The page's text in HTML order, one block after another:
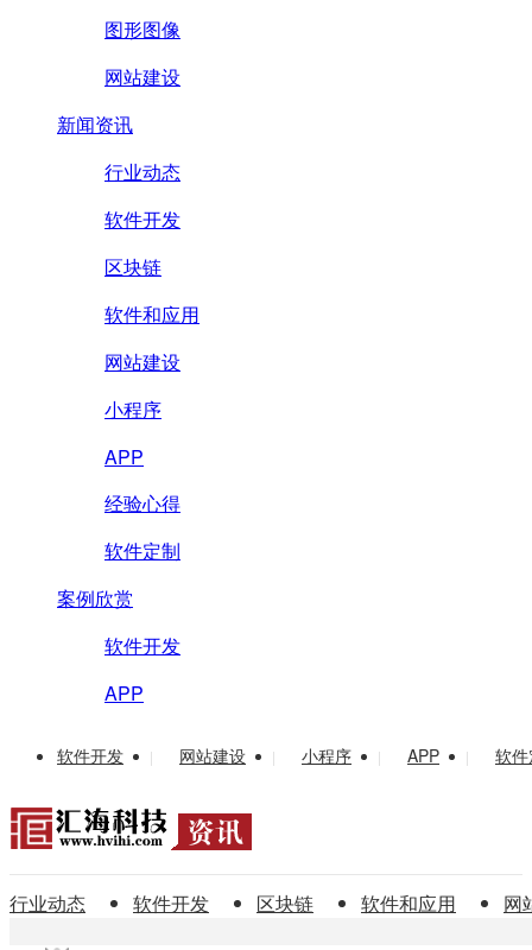
图形图像
网站建设
新闻资讯
行业动态
软件开发
区块链
软件和应用
网站建设
小程序
APP
经验心得
软件定制
案例欣赏
软件开发
APP
软件开发 | 网站建设 | 小程序 | APP | 软
行业动态 软件开发 区块链 软件和应用 网